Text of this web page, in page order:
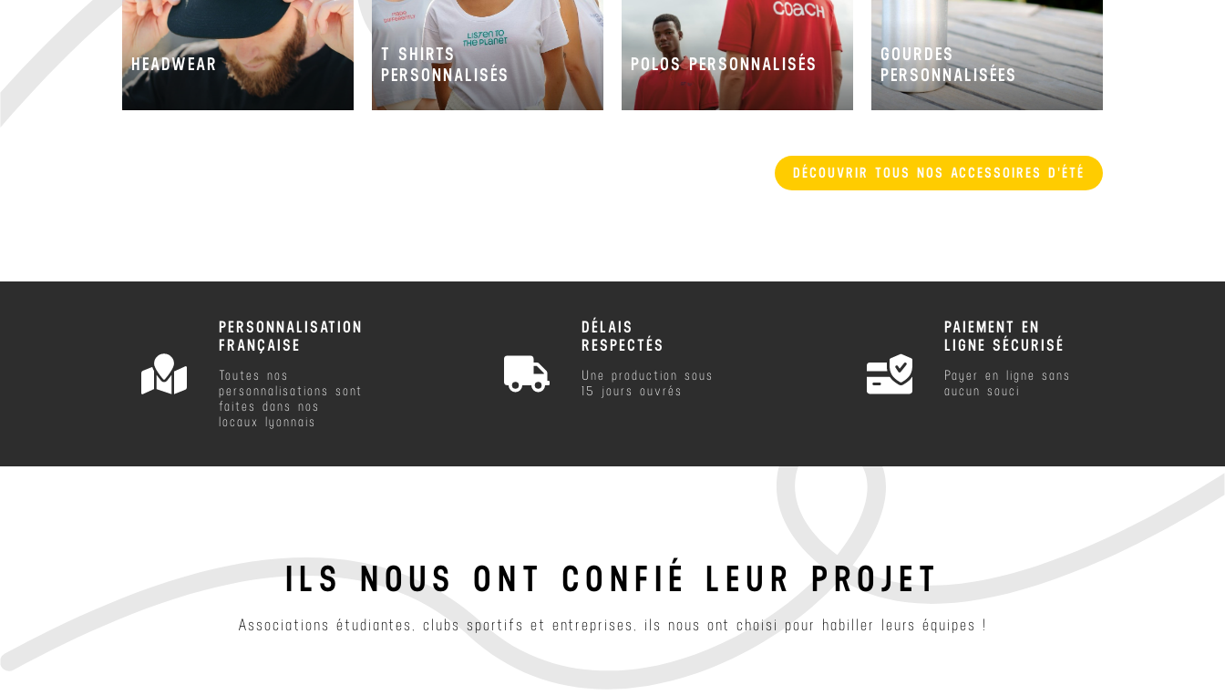
HEADWEAR
T SHIRTS
PERSONNALISÉS
POLOS PERSONNALISÉS
GOURDES
PERSONNALISÉES
DÉCOUVRIR TOUS NOS ACCESSOIRES D'ÉTÉ
PERSONNALISATION
FRANÇAISE
Toutes nos
personnalisations sont
faites dans nos
locaux lyonnais
DÉLAIS
RESPECTÉS
Une production sous
15 jours ouvrés
PAIEMENT EN
LIGNE SÉCURISÉ
Payer en ligne sans
aucun souci
ILS NOUS ONT CONFIÉ LEUR PROJET
Associations étudiantes, clubs sportifs et entreprises, ils nous ont choisi pour habiller leurs équipes !